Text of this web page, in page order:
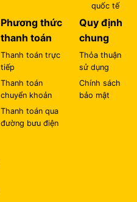
quốc tế
Phương thức
thanh toán
Thanh toán trực
tiếp
Thanh toán
chuyển khoản
Thanh toán qua
đường bưu điện
Quy định
chung
Thỏa thuận
sử dụng
Chính sách
bảo mật